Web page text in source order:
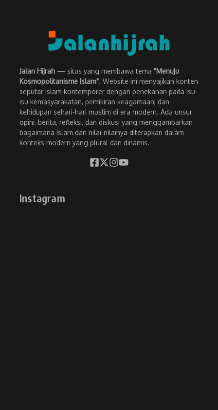
Jalan Hijrah — situs yang membawa tema "Menuju
Kosmopolitanisme Islam". Website ini menyajikan konten
seputar Islam kontemporer dengan penekanan pada isu-
isu kemasyarakatan, pemikiran keagamaan, dan
kehidupan sehari-hari muslim di era modern. Ada unsur
opini, berita, refleksi, dan diskusi yang menggambarkan
bagaimana Islam dan nilai-nilainya diterapkan dalam
konteks modern yang plural dan dinamis.
Instagram